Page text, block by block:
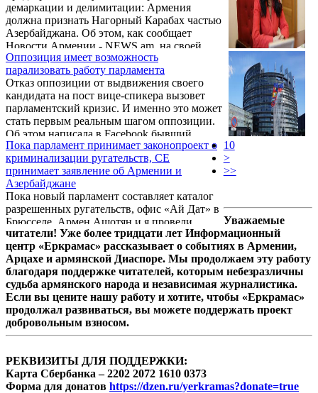
демаркации и делимитации: Армения
должна признать Нагорный Карабах частью
Азербайджана. Об этом, как сообщает
Новости Армении - NEWS.am, на своей
странице в Facebook написала бывший
депутат Наира Зограбян.
Оппозиция имеет возможность
парализовать работу парламента
Отказ оппозиции от выдвижения своего
кандидата на пост вице-спикера вызовет
парламентский кризис. И именно это может
стать первым реальным шагом оппозиции.
Об этом написала в Facebook бывший
депутат Наира Зограбян.
Пока парламент принимает законопроект о
криминализации ругательств, СЕ
принимает заявление об Армении и
Азербайджане
Пока новый парламент составляет каталог
разрешенных ругательств, офис «Ай Дат» в
Брюсселе, Армен Ашотян и я провели
работу с нашими коллегами из
Европейского парламента в связи с
напряженной ситуацией на границе
Армении и зангезурскими аппетитами
турецко-азербайджанского истеблишмента.
Об этом, как сообщает Новости Армении -
NEWS.am, на своей странице в Facebook
написала экс-депутат НС Наира Зограбян.
10
>
>>
Уважаемые
читатели! Уже более тридцати лет Информационный
центр «Еркрамас» рассказывает о событиях в Армении,
Арцахе и армянской Диаспоре. Мы продолжаем эту работу
благодаря поддержке читателей, которым небезразличны
судьба армянского народа и независимая журналистика.
Если вы цените нашу работу и хотите, чтобы «Еркрамас»
продолжал развиваться, вы можете поддержать проект
добровольным взносом.
РЕКВИЗИТЫ ДЛЯ ПОДДЕРЖКИ:
Карта Сбербанка – 2202 2072 1610 0373
Форма для донатов https://dzen.ru/yerkramas?donate=true